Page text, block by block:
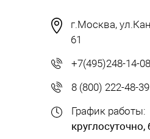
г.Москва,
61
+7(495)248-14-08
8 (800) 222-48-39
График работы: